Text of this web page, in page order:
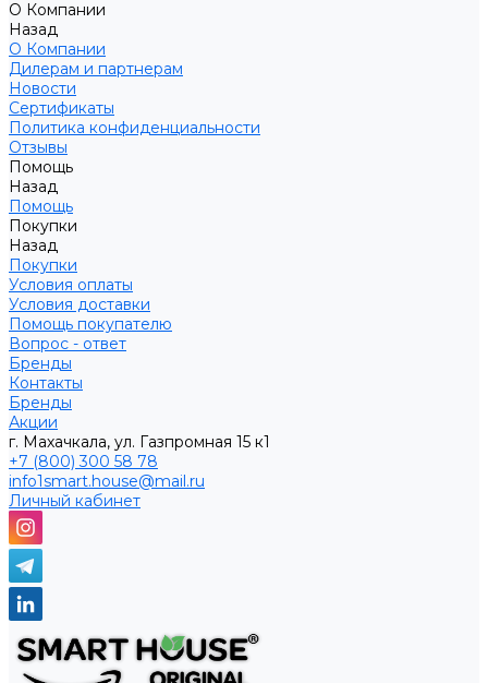
О Компании
Назад
О Компании
Дилерам и партнерам
Новости
Сертификаты
Политика конфиденциальности
Отзывы
Помощь
Назад
Помощь
Покупки
Назад
Покупки
Условия оплаты
Условия доставки
Помощь покупателю
Вопрос - ответ
Бренды
Контакты
Бренды
Акции
г. Махачкала, ул. Газпромная 15 к1
+7 (800) 300 58 78
info1smart.house@mail.ru
Личный кабинет